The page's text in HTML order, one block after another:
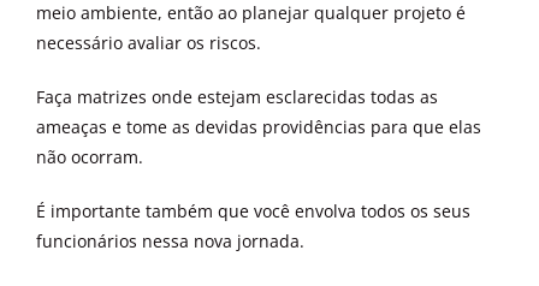
meio ambiente, então ao planejar qualquer projeto é
necessário avaliar os riscos.
Faça matrizes onde estejam esclarecidas todas as
ameaças e tome as devidas providências para que elas
não ocorram.
É importante também que você envolva todos os seus
funcionários nessa nova jornada.